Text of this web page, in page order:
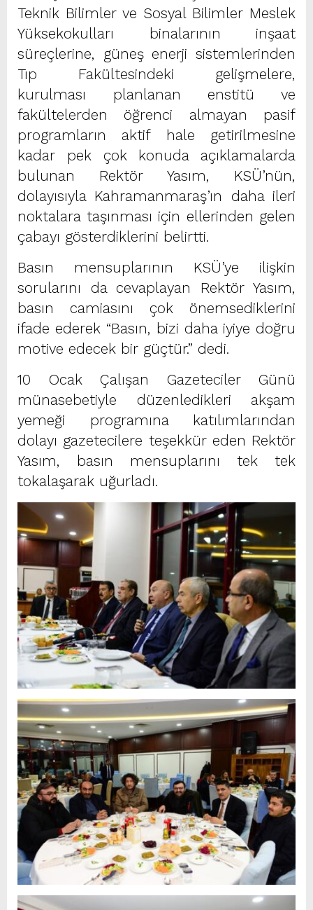
Teknik Bilimler ve Sosyal Bilimler Meslek
Yüksekokulları binalarının inşaat
süreçlerine, güneş enerji sistemlerinden
Tıp Fakültesindeki gelişmelere,
kurulması planlanan enstitü ve
fakültelerden öğrenci almayan pasif
programların aktif hale getirilmesine
kadar pek çok konuda açıklamalarda
bulunan Rektör Yasım, KSÜ’nün,
dolayısıyla Kahramanmaraş’ın daha ileri
noktalara taşınması için ellerinden gelen
çabayı gösterdiklerini belirtti.
Basın mensuplarının KSÜ’ye ilişkin
sorularını da cevaplayan Rektör Yasım,
basın camiasını çok önemsediklerini
ifade ederek “Basın, bizi daha iyiye doğru
motive edecek bir güçtür.” dedi.
10 Ocak Çalışan Gazeteciler Günü
münasebetiyle düzenledikleri akşam
yemeği programına katılımlarından
dolayı gazetecilere teşekkür eden Rektör
Yasım, basın mensuplarını tek tek
tokalaşarak uğurladı.